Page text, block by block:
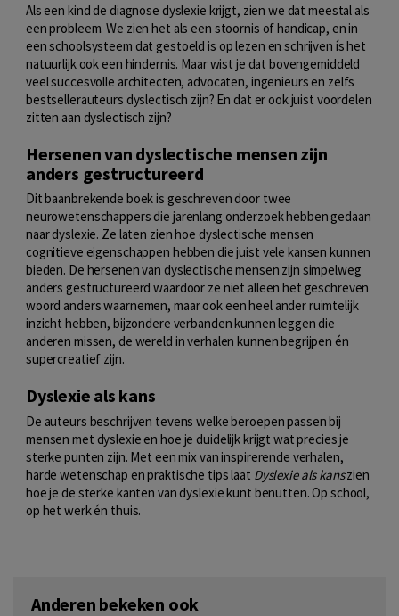
Als een kind de diagnose dyslexie krijgt, zien we dat meestal als
een probleem. We zien het als een stoornis of handicap, en in
een schoolsysteem dat gestoeld is op lezen en schrijven ís het
natuurlijk ook een hindernis. Maar wist je dat bovengemiddeld
veel succesvolle architecten, advocaten, ingenieurs en zelfs
bestsellerauteurs dyslectisch zijn? En dat er ook juist voordelen
zitten aan dyslectisch zijn?
Hersenen van dyslectische mensen zijn
anders gestructureerd
Dit baanbrekende boek is geschreven door twee
neurowetenschappers die jarenlang onderzoek hebben gedaan
naar dyslexie. Ze laten zien hoe dyslectische mensen
cognitieve eigenschappen hebben die juist vele kansen kunnen
bieden. De hersenen van dyslectische mensen zijn simpelweg
anders gestructureerd waardoor ze niet alleen het geschreven
woord anders waarnemen, maar ook een heel ander ruimtelijk
inzicht hebben, bijzondere verbanden kunnen leggen die
anderen missen, de wereld in verhalen kunnen begrijpen én
supercreatief zijn.
Dyslexie als kans
De auteurs beschrijven tevens welke beroepen passen bij
mensen met dyslexie en hoe je duidelijk krijgt wat precies je
sterke punten zijn. Met een mix van inspirerende verhalen,
harde wetenschap en praktische tips laat Dyslexie als kanszien
hoe je de sterke kanten van dyslexie kunt benutten. Op school,
op het werk én thuis.
Anderen bekeken ook